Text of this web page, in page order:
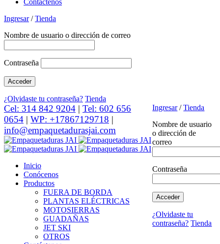
Ingresar/Tienda
Nombre de usuario o dirección de correo
Contraseña
¿Olvidaste tu contraseña? Tienda
Cel: 314 842 9204 | Tel: 602 656
0654 | WP: +17867129718 |
info@empaquetadurasjai.com
Ingresar/Tienda
Nombre de usuario
o dirección de
correo
Contraseña
¿Olvidaste tu
contraseña? Tienda
Inicio
Conócenos
Productos
FUERA DE BORDA
PLANTAS ELÉCTRICAS
MOTOSIERRAS
GUADAÑAS
JET SKI
OTROS